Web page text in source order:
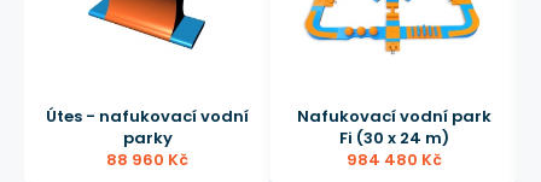
Útes - nafukovací vodní
parky
88 960 Kč
Nafukovací vodní park
Fi (30 x 24 m)
984 480 Kč